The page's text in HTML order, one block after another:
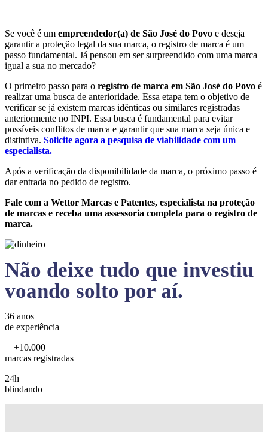
Se você é um empreendedor(a) de São José do Povo e deseja
garantir a proteção legal da sua marca, o registro de marca é um
passo fundamental. Já pensou em ser surpreendido com uma marca
igual a sua no mercado?
O primeiro passo para o registro de marca em São José do Povo é
realizar uma busca de anterioridade. Essa etapa tem o objetivo de
verificar se já existem marcas idênticas ou similares registradas
anteriormente no INPI. Essa busca é fundamental para evitar
possíveis conflitos de marca e garantir que sua marca seja única e
distintiva. Solicite agora a pesquisa de viabilidade com um
especialista.
Após a verificação da disponibilidade da marca, o próximo passo é
dar entrada no pedido de registro.
Fale com a Wettor Marcas e Patentes, especialista na proteção
de marcas e receba uma assessoria completa para o registro de
marca.
Não deixe tudo que investiu
voando solto por aí.
36 anos
de experiência
+10.000
marcas registradas
24h
blindando